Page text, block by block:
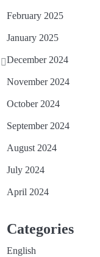
February 2025
January 2025
December 2024
November 2024
October 2024
September 2024
August 2024
July 2024
April 2024
Categories
English